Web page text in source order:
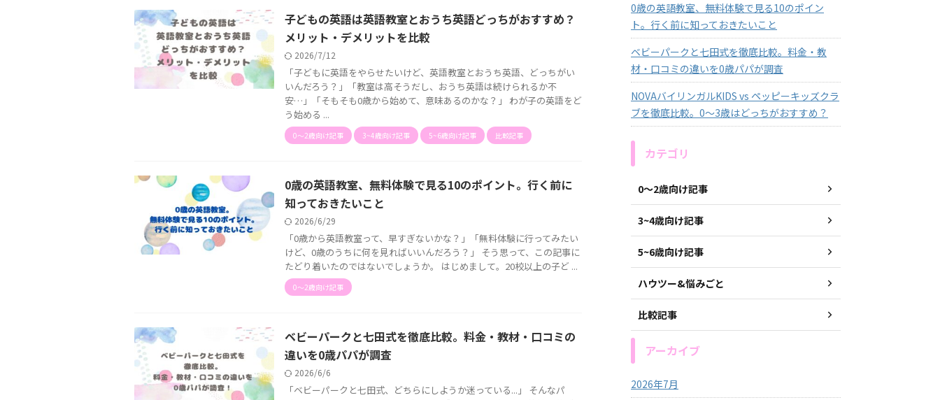
子どもの英語は英語教室とおうち英語どっちがおすすめ？
メリット・デメリットを比較
2026/7/12
「子どもに英語をやらせたいけど、英語教室とおうち英語、どっちがい
いんだろう？」「教室は高そうだし、おうち英語は続けられるか不
安…」「そもそも0歳から始めて、意味あるのかな？」 わが子の英語をど
う始める ...
0〜2歳向け記事 3~4歳向け記事 5~6歳向け記事 比較記事
0歳の英語教室、無料体験で見る10のポイント。行く前に
知っておきたいこと
2026/6/29
「0歳から英語教室って、早すぎないかな？」「無料体験に行ってみたい
けど、0歳のうちに何を見ればいいんだろう？」 そう思って、この記事に
たどり着いたのではないでしょうか。 はじめまして。20校以上の子ど ...
0〜2歳向け記事
ベビーパークと七田式を徹底比較。料金・教材・口コミの
違いを0歳パパが調査
2026/6/6
「ベビーパークと七田式、どちらにしようか迷っている...」 そんなパ
0歳の英語教室、無料体験で見る10のポイン
ト。行く前に知っておきたいこと
ベビーパークと七田式を徹底比較。料金・教
材・口コミの違いを0歳パパが調査
NOVAバイリンガルKIDS vs ペッピーキッズクラ
ブを徹底比較。0〜3歳はどっちがおすすめ？
カテゴリ
0〜2歳向け記事
3~4歳向け記事
5~6歳向け記事
ハウツー&悩みごと
比較記事
アーカイブ
2026年7月